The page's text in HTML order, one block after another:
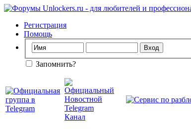
Регистрация
Помощь
Запомнить?